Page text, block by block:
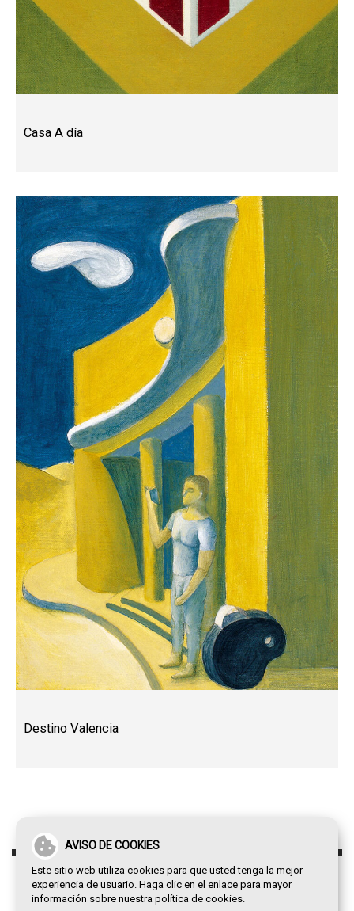
AVISO DE COOKIES
Este sitio web utiliza cookies para que usted tenga la mejor
experiencia de usuario. Haga clic en el enlace para mayor
información sobre nuestra política de cookies.
Casa A día
Destino Valencia